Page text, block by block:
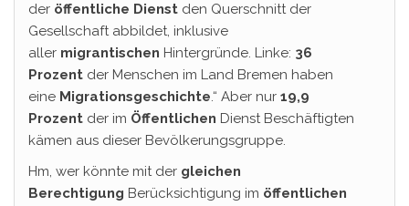
der öffentliche Dienst den Querschnitt der
Gesellschaft abbildet, inklusive
aller migrantischen Hintergründe. Linke: 36
Prozent der Menschen im Land Bremen haben
eine Migrationsgeschichte.“ Aber nur 19,9
Prozent der im Öffentlichen Dienst Beschäftigten
kämen aus dieser Bevölkerungsgruppe.
Hm, wer könnte mit der gleichen
Berechtigung Berücksichtigung im öffentlichen